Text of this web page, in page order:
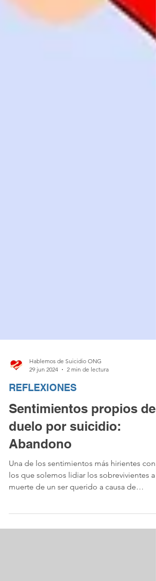
29 jun 2024
2 min de lectura
REFLEXIONES
Sentimientos propios del
duelo por suicidio:
Abandono
Una de los sentimientos más hirientes con
los que solemos lidiar los sobrevivientes a